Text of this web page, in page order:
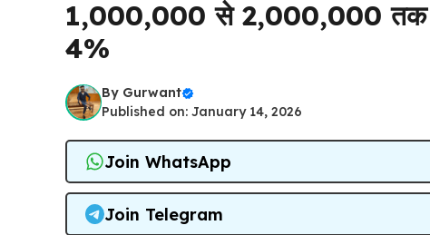
₹1,000,000 से ₹2,000,000 तक
4%
By Gurwant
Published on: January 14, 2026
Join WhatsApp
Join Telegram